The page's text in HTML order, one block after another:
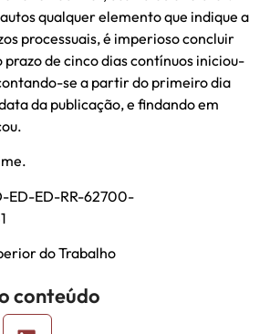
qualquer elemento que indique a
processuais, é imperioso concluir
prazo de cinco dias contínuos iniciou-
se a partir do primeiro dia
da publicação, e findando em
ED-ED-RR-62700-
do Trabalho
conteúdo